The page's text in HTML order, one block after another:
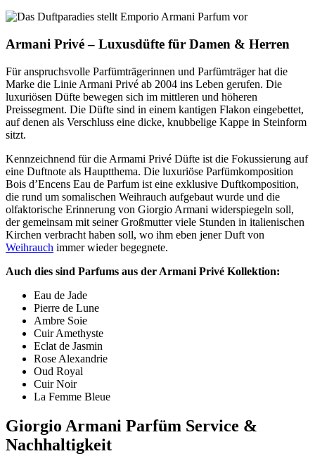
Armani Privé – Luxusdüfte für Damen & Herren
Für anspruchsvolle Parfümträgerinnen und Parfümträger hat die
Marke die Linie Armani Privé ab 2004 ins Leben gerufen. Die
luxuriösen Düfte bewegen sich im mittleren und höheren
Preissegment. Die Düfte sind in einem kantigen Flakon eingebettet,
auf denen als Verschluss eine dicke, knubbelige Kappe in Steinform
sitzt.
Kennzeichnend für die Armami Privé Düfte ist die Fokussierung auf
eine Duftnote als Hauptthema. Die luxuriöse Parfümkomposition
Bois d’Encens Eau de Parfum ist eine exklusive Duftkomposition,
die rund um somalischen Weihrauch aufgebaut wurde und die
olfaktorische Erinnerung von Giorgio Armani widerspiegeln soll,
der gemeinsam mit seiner Großmutter viele Stunden in italienischen
Kirchen verbracht haben soll, wo ihm eben jener Duft von
Weihrauch immer wieder begegnete.
Auch dies sind Parfums aus der Armani Privé Kollektion:
Eau de Jade
Pierre de Lune
Ambre Soie
Cuir Amethyste
Eclat de Jasmin
Rose Alexandrie
Oud Royal
Cuir Noir
La Femme Bleue
Giorgio Armani Parfüm Service &
Nachhaltigkeit